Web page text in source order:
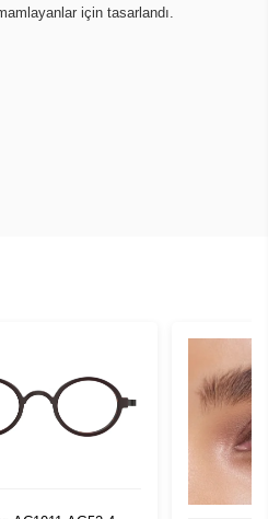
için tasarlandı.